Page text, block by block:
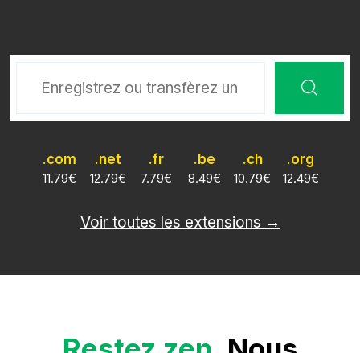
.com
11.79€
.net
12.79€
.fr
7.79€
.be
8.49€
.ch
10.79€
.org
12.49€
Voir toutes les extensions →